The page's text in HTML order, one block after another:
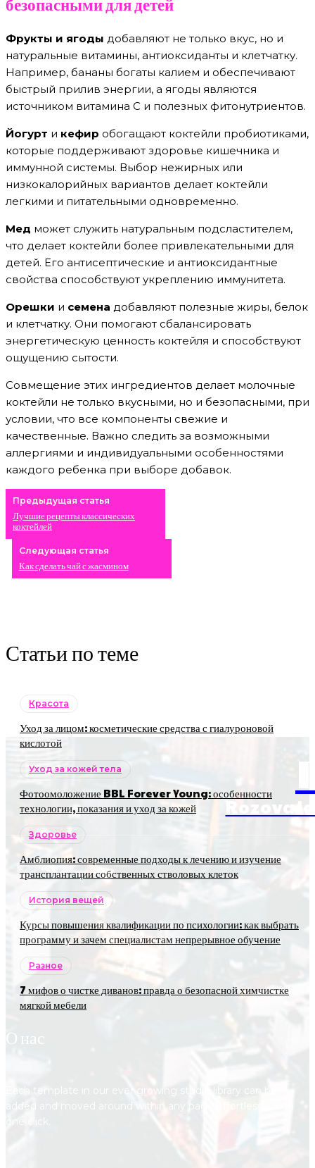
Фрукты и ягоды добавляют не только вкус, но и
натуральные витамины, антиоксиданты и клетчатку.
Например, бананы богаты калием и обеспечивают
быстрый прилив энергии, а ягоды являются
источником витамина C и полезных фитонутриентов.
Йогурт и кефир обогащают коктейли пробиотиками,
которые поддерживают здоровье кишечника и
иммунной системы. Выбор нежирных или
низкокалорийных вариантов делает коктейли
легкими и питательными одновременно.
Мед может служить натуральным подсластителем,
что делает коктейли более привлекательными для
детей. Его антисептические и антиоксидантные
свойства способствуют укреплению иммунитета.
Орешки и семена добавляют полезные жиры, белок
и клетчатку. Они помогают сбалансировать
энергетическую ценность коктейля и способствуют
ощущению сытости.
Совмещение этих ингредиентов делает молочные
коктейли не только вкусными, но и безопасными, при
условии, что все компоненты свежие и
качественные. Важно следить за возможными
аллергиями и индивидуальными особенностями
каждого ребенка при выборе добавок.
Предыдущая статья
Лучшие рецепты классических
коктейлей
Следующая статья
Как сделать чай с жасмином
Статьи по теме
Красота
Уход за лицом: косметические средства с гиалуроновой
кислотой
Уход за кожей тела
Фотоомоложение BBL Forever Young: особенности
технологии, показания и уход за кожей
Здоровье
Амблиопия: современные подходы к лечению и изучение
трансплантации собственных стволовых клеток
История вещей
Курсы повышения квалификации по психологии: как выбрать
программу и зачем специалистам непрерывное обучение
Разное
7 мифов о чистке диванов: правда о безопасной химчистке
мягкой мебели
О нас
Each template in our ever growing studio library can be
added and moved around within any page effortlessly with